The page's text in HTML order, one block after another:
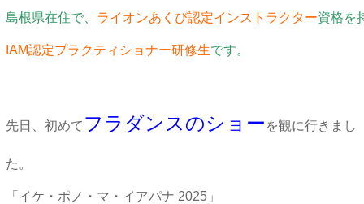
島根県在住で、 ライオンあくび認定インストラクター資格を
IAM認定プラクティショナー研修生です。
先日、初めて フラダンスのショー を観に行きまし
た。
「イケ・ポノ・マ・イアパナ 2025」